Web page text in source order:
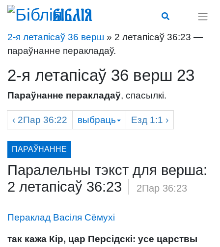
Біблія
2-я летапісаў 36 верш » 2 летапісаў 36:23 —
параўнанне перакладаў.
2-я летапісаў 36 верш 23
Параўнанне перакладаў, спасылкі.
‹ 2Пар 36:22 выбраць Езд 1:1 ›
ПАРАЎНАННЕ
Паралельны тэкст для верша:
2 летапісаў 36:23
2Пар 36:23
Пераклад Васіля Сёмухі
так кажа Кір, цар Персідскі: усе царствы